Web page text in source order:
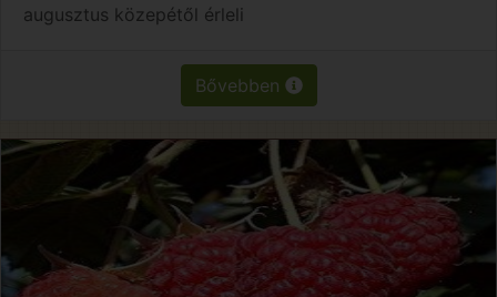
augusztus közepétől érleli
Bővebben